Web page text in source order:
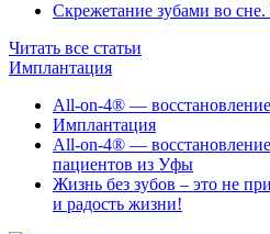
Скрежетание зубами во сне.
Читать все статьи
Имплантация
All-on-4® — восстановление
Имплантация
All-on-4® — восстановление
пациентов из Уфы
Жизнь без зубов – это не
и радость жизни!